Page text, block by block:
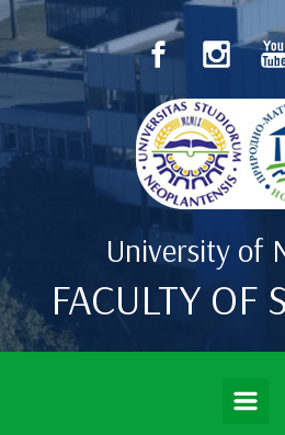
Skip to main content
University of
FACULTY OF